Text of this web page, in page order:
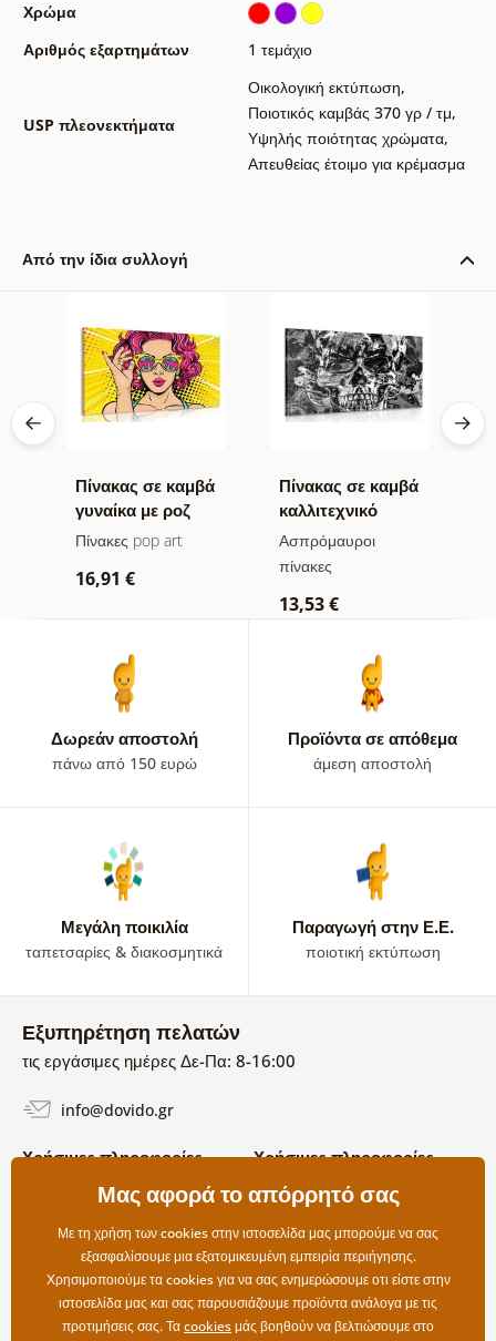
Χρώμα
Αριθμός εξαρτημάτων
1 τεμάχιο
USP πλεονεκτήματα
Οικολογική εκτύπωση,
Ποιοτικός καμβάς 370 γρ / τμ,
Υψηλής ποιότητας χρώματα,
Απευθείας έτοιμο για κρέμασμα
Από την ίδια συλλογή
Πίνακας σε καμβά
γυναίκα με ροζ
μαλλιά
Πίνακες pop art
16,91 €
Πίνακας σε καμβά
καλλιτεχνικό
κρανίο σε
ασπρόμαυρο
Ασπρόμαυροι
πίνακες
13,53 €
Δωρεάν αποστολή
πάνω από 150 ευρώ
Προϊόντα σε απόθεμα
άμεση αποστολή
Μεγάλη ποικιλία
ταπετσαρίες & διακοσμητικά
Παραγωγή στην Ε.Ε.
ποιοτική εκτύπωση
Εξυπηρέτηση πελατών
τις εργάσιμες ημέρες Δε-Πα: 8-16:00
info@dovido.gr
Χρήσιμες πληροφορίες
Όροι χρήσης και επιστροφών
Επιλογές αποστολής και
πληρωμής
Επιστροφές
Χρήσιμες πληροφορίες
Σχετικά με εμάς
Συχνές Ερωτήσεις
Επικοινωνία
Μας αφορά το απόρρητό σας
Με τη χρήση των cookies στην ιστοσελίδα μας μπορούμε να σας
εξασφαλίσουμε μια εξατομικευμένη εμπειρία περιήγησης.
Χρησιμοποιούμε τα cookies για να σας ενημερώσουμε οτι είστε στην
ιστοσελίδα μας και σας παρουσιάζουμε προϊόντα ανάλογα με τις
προτιμήσεις σας. Ταcookiesμάς βοηθούν να βελτιώσουμε στο